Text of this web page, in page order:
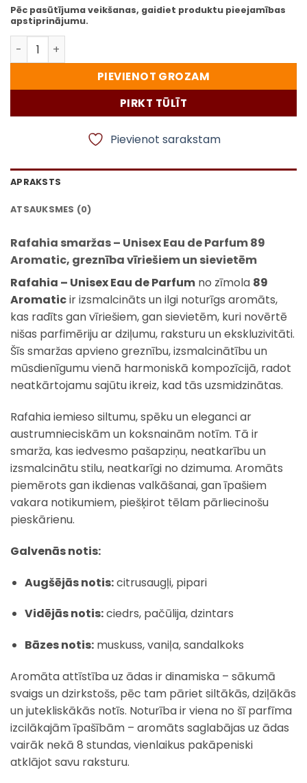
Pēc pasūtījuma veikšanas, gaidiet produktu pieejamības
apstiprinājumu.
Rafahia smaržas – Unisex Eau de Parfum 89
PIEVIENOT GROZAM
PIRKT TŪLĪT
Pievienot sarakstam
APRAKSTS
ATSAUKSMES (0)
Rafahia smaržas – Unisex Eau de Parfum 89
Aromatic, greznība vīriešiem un sievietēm
Rafahia – Unisex Eau de Parfum no zīmola 89
Aromaticir izsmalcināts un ilgi noturīgs aromāts,
kas radīts gan vīriešiem, gan sievietēm, kuri novērtē
nišas parfimēriju ar dziļumu, raksturu un ekskluzivitāti.
Šīs smaržas apvieno greznību, izsmalcinātību un
mūsdienīgumu vienā harmoniskā kompozīcijā, radot
neatkārtojamu sajūtu ikreiz, kad tās uzsmidzinātas.
Rafahia iemieso siltumu, spēku un eleganci ar
austrumnieciskām un koksnainām notīm. Tā ir
smarža, kas iedvesmo pašapziņu, neatkarību un
izsmalcinātu stilu, neatkarīgi no dzimuma. Aromāts
piemērots gan ikdienas valkāšanai, gan īpašiem
vakara notikumiem, piešķirot tēlam pārliecinošu
pieskārienu.
Galvenās notis:
Augšējās notis:citrusaugļi, pipari
Vidējās notis:ciedrs, pačūlija, dzintars
Bāzes notis:muskuss, vaniļa, sandalkoks
Aromāta attīstība uz ādas ir dinamiska – sākumā
svaigs un dzirkstošs, pēc tam pāriet siltākās, dziļākās
un jutekliskākās notīs. Noturība ir viena no šī parfīma
izcilākajām īpašībām – aromāts saglabājas uz ādas
vairāk nekā 8 stundas, vienlaikus pakāpeniski
atklājot savu raksturu.